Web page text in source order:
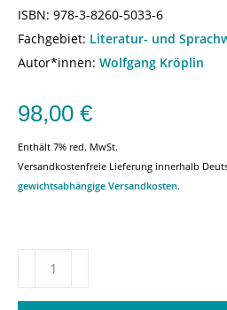
ISBN: 978-3-8260-5033-6
Fachgebiet: Literatur- und
Autor*innen: Wolfgang Kröplin
98,00 €
Enthält 7% red. MwSt.
Versandkostenfreie Lieferung innerhalb
gewichtsabhängige Versandkosten.